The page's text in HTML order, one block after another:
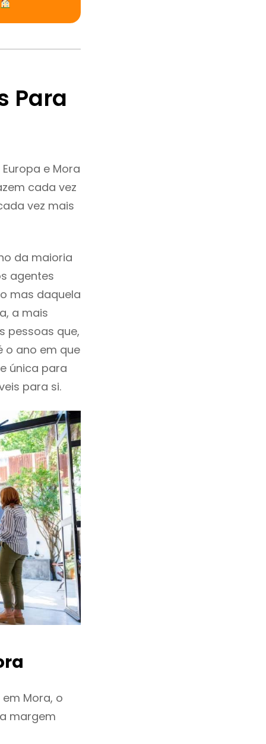
Para
e Mora
cada vez
vez mais
da maioria
agentes
mas daquela
a mais
pessoas que,
o ano em que
única para
para si.
Mora, o
margem